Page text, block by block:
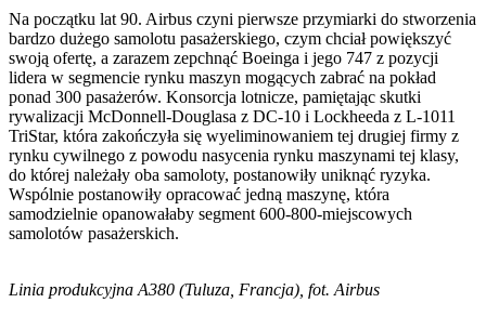
Na początku lat 90. Airbus czyni pierwsze przymiarki do stworzenia
bardzo dużego samolotu pasażerskiego, czym chciał powiększyć
swoją ofertę, a zarazem zepchnąć Boeinga i jego 747 z pozycji
lidera w segmencie rynku maszyn mogących zabrać na pokład
ponad 300 pasażerów. Konsorcja lotnicze, pamiętając skutki
rywalizacji McDonnell-Douglasa z DC-10 i Lockheeda z L-1011
TriStar, która zakończyła się wyeliminowaniem tej drugiej firmy z
rynku cywilnego z powodu nasycenia rynku maszynami tej klasy,
do której należały oba samoloty, postanowiły uniknąć ryzyka.
Wspólnie postanowiły opracować jedną maszynę, która
samodzielnie opanowałaby segment 600-800-miejscowych
samolotów pasażerskich.
Linia produkcyjna A380 (Tuluza, Francja), fot. Airbus